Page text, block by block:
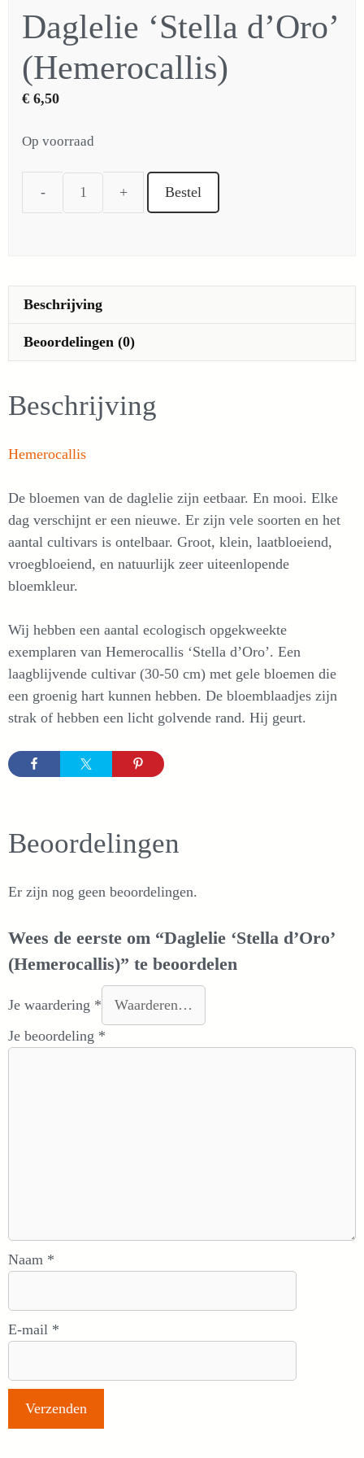
Daglelie ‘Stella d’Oro’
(Hemerocallis)
€ 6,50
Op voorraad
Daglelie
aantal
Bestel
Beschrijving
Beoordelingen (0)
Beschrijving
Hemerocallis
De bloemen van de daglelie zijn eetbaar. En mooi. Elke
dag verschijnt er een nieuwe. Er zijn vele soorten en het
aantal cultivars is ontelbaar. Groot, klein, laatbloeiend,
vroegbloeiend, en natuurlijk zeer uiteenlopende
bloemkleur.
Wij hebben een aantal ecologisch opgekweekte
exemplaren van Hemerocallis ‘Stella d’Oro’. Een
laagblijvende cultivar (30-50 cm) met gele bloemen die
een groenig hart kunnen hebben. De bloemblaadjes zijn
strak of hebben een licht golvende rand. Hij geurt.
Beoordelingen
Er zijn nog geen beoordelingen.
Wees de eerste om “Daglelie ‘Stella d’Oro’
(Hemerocallis)” te beoordelen
Je waardering *
Je beoordeling *
Naam *
E-mail *